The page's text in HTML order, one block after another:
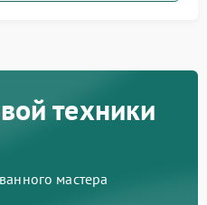
техники
мастера